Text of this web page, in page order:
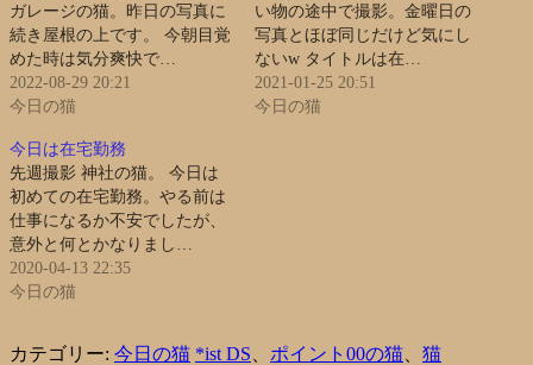
ガレージの猫。昨日の写真に
続き屋根の上です。 今朝目覚
めた時は気分爽快で…
2022-08-29 20:21
今日の猫
い物の途中で撮影。金曜日の
写真とほぼ同じだけど気にし
ないw タイトルは在…
2021-01-25 20:51
今日の猫
今日は在宅勤務
先週撮影 神社の猫。 今日は
初めての在宅勤務。やる前は
仕事になるか不安でしたが、
意外と何とかなりまし…
2020-04-13 22:35
今日の猫
カテゴリー: 今日の猫 *ist DS ポイント00の猫 猫